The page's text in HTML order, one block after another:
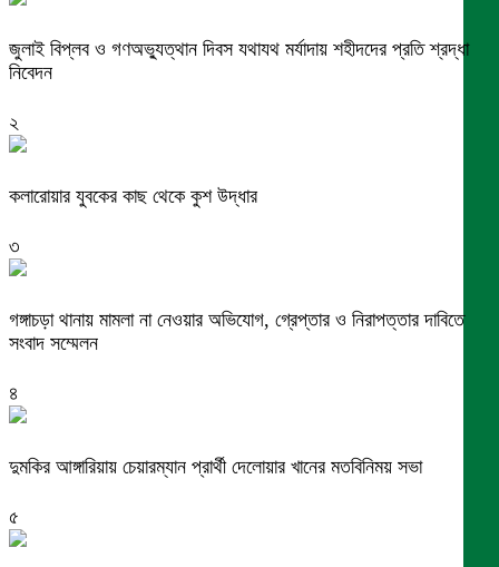
জুলাই বিপ্লব ও গণঅভ্যুত্থান দিবস যথাযথ মর্যাদায় শহীদদের প্রতি শ্রদ্ধা
নিবেদন
২
কলারোয়ার যুবকের কাছ থেকে কুশ উদ্ধার
৩
গঙ্গাচড়া থানায় মামলা না নেওয়ার অভিযোগ, গ্রেপ্তার ও নিরাপত্তার দাবিতে
সংবাদ সম্মেলন
৪
দুমকির আঙ্গারিয়ায় চেয়ারম্যান প্রার্থী দেলোয়ার খানের মতবিনিময় সভা
৫